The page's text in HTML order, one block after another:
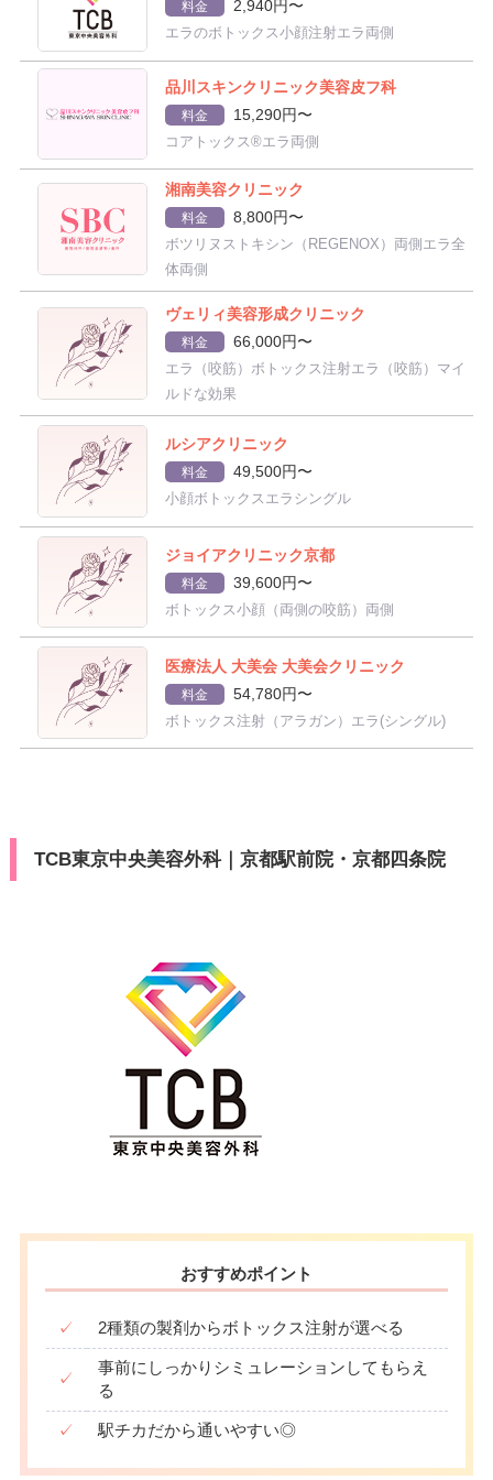
料金 2,940円〜
エラのボトックス小顔注射エラ両側
品川スキンクリニック美容皮フ科
料金 15,290円〜
コアトックス®エラ両側
湘南美容クリニック
料金 8,800円〜
ボツリヌストキシン（REGENOX）両側エラ全
体両側
ヴェリィ美容形成クリニック
料金 66,000円〜
エラ（咬筋）ボトックス注射エラ（咬筋）マイ
ルドな効果
ルシアクリニック
料金 49,500円〜
小顔ボトックスエラシングル
ジョイアクリニック京都
料金 39,600円〜
ボトックス小顔（両側の咬筋）両側
医療法人 大美会 大美会クリニック
料金 54,780円〜
ボトックス注射（アラガン）エラ(シングル)
TCB東京中央美容外科｜京都駅前院・京都四条院
おすすめポイント
✓ 2種類の製剤からボトックス注射が選べる
✓
事前にしっかりシミュレーションしてもらえ
る
✓ 駅チカだから通いやすい◎